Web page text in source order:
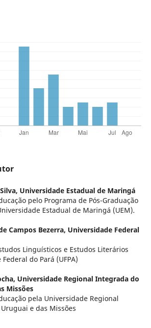
Universidade Estadual de Maringá
pelo Programa de Pós-Graduação
Estadual de Maringá (UEM).
Campos Bezerra, Universidade Federal
Linguísticos e Estudos Literários
do Pará (UFPA)
Universidade Regional Integrada do
Missões
pela Universidade Regional
e das Missões